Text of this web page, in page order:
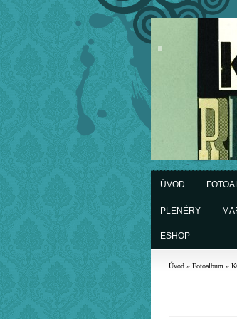
ÚVOD
PLENÉRY
ESHOP
Úvod » Fotoalbum »